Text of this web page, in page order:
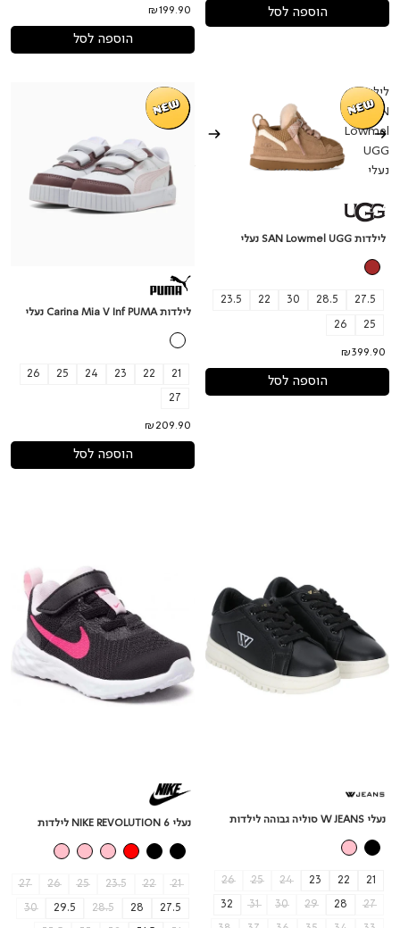
הוספה לסל ₪199.90
הוספה לסל
לילדות
SAN
Lowmel
UGG
נעלי
לילדות SAN Lowmel UGG נעלי
27.5
28.5
30
22
23.5
25
26
₪399.90
הוספה לסל
לילדות
Carina
Mia
PUMA
נעלי
לילדות Carina Mia V Inf PUMA נעלי
21
22
23
24
25
26
27
₪209.90
הוספה לסל
נעלי W JEANS סוליה גבוהה לילדות
21
22
23
24
25
26
27
28
29
30
31
32
נעלי NIKE REVOLUTION 6 לילדות
21
22
23.5
25
26
27
27.5
28
28.5
29.5
30